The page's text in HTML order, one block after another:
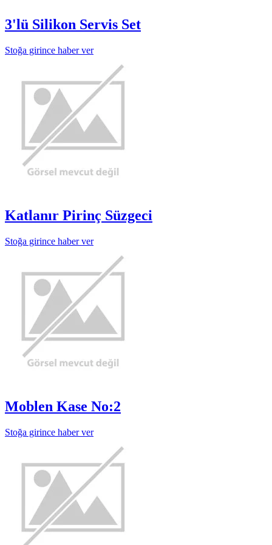
3'lü Silikon Servis Set
Stoğa girince haber ver
Katlanır Pirinç Süzgeci
Stoğa girince haber ver
Moblen Kase No:2
Stoğa girince haber ver